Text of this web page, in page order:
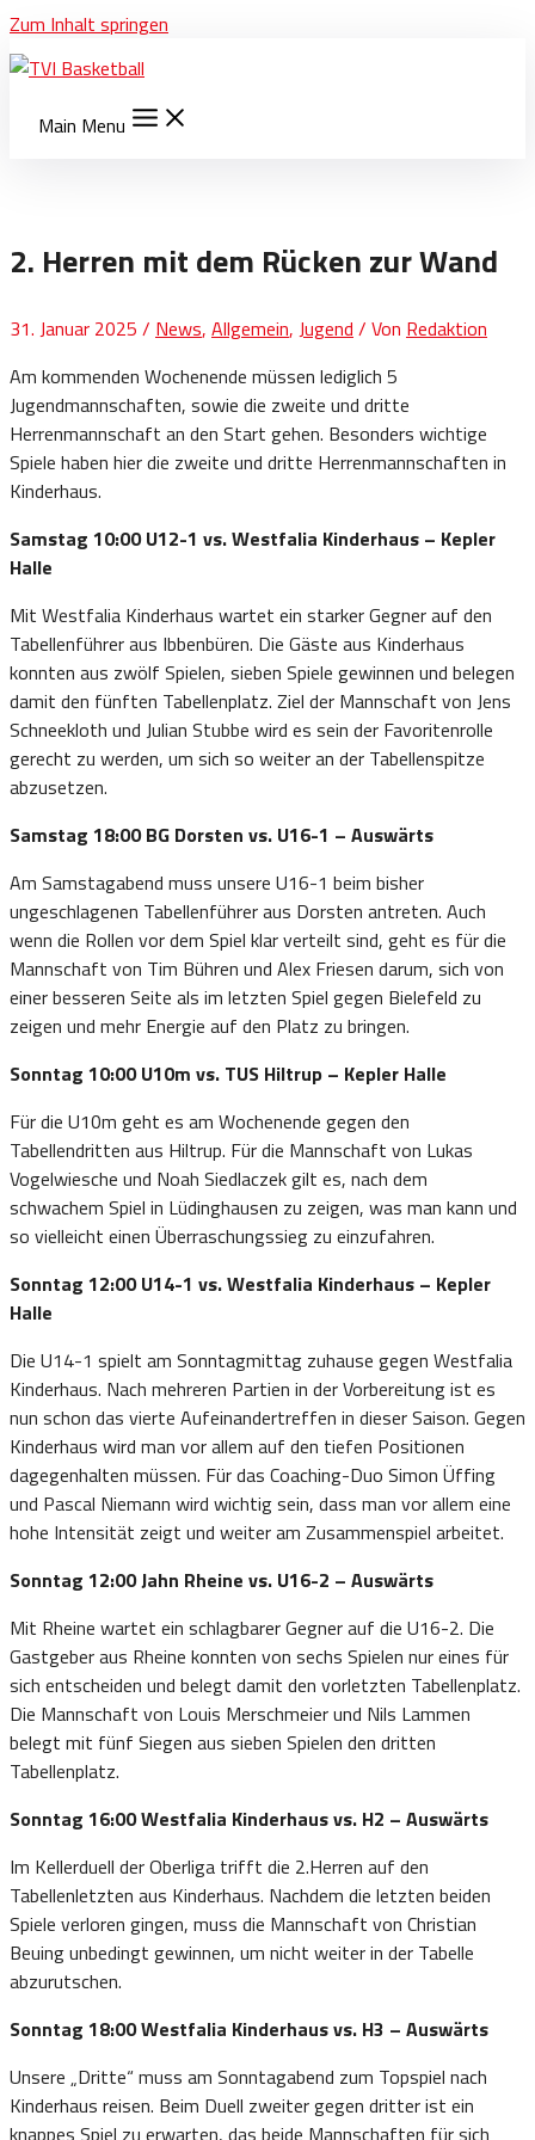
Zum Inhalt springen
Main Menu
2. Herren mit dem Rücken zur Wand
31. Januar 2025 / News, Allgemein, Jugend / Von Redaktion
Am kommenden Wochenende müssen lediglich 5
Jugendmannschaften, sowie die zweite und dritte
Herrenmannschaft an den Start gehen. Besonders wichtige
Spiele haben hier die zweite und dritte Herrenmannschaften in
Kinderhaus.
Samstag 10:00 U12-1 vs. Westfalia Kinderhaus – Kepler
Halle
Mit Westfalia Kinderhaus wartet ein starker Gegner auf den
Tabellenführer aus Ibbenbüren. Die Gäste aus Kinderhaus
konnten aus zwölf Spielen, sieben Spiele gewinnen und belegen
damit den fünften Tabellenplatz. Ziel der Mannschaft von Jens
Schneekloth und Julian Stubbe wird es sein der Favoritenrolle
gerecht zu werden, um sich so weiter an der Tabellenspitze
abzusetzen.
Samstag 18:00 BG Dorsten vs. U16-1 – Auswärts
Am Samstagabend muss unsere U16-1 beim bisher
ungeschlagenen Tabellenführer aus Dorsten antreten. Auch
wenn die Rollen vor dem Spiel klar verteilt sind, geht es für die
Mannschaft von Tim Bühren und Alex Friesen darum, sich von
einer besseren Seite als im letzten Spiel gegen Bielefeld zu
zeigen und mehr Energie auf den Platz zu bringen.
Sonntag 10:00 U10m vs. TUS Hiltrup – Kepler Halle
Für die U10m geht es am Wochenende gegen den
Tabellendritten aus Hiltrup. Für die Mannschaft von Lukas
Vogelwiesche und Noah Siedlaczek gilt es, nach dem
schwachem Spiel in Lüdinghausen zu zeigen, was man kann und
so vielleicht einen Überraschungssieg zu einzufahren.
Sonntag 12:00 U14-1 vs. Westfalia Kinderhaus – Kepler
Halle
Die U14-1 spielt am Sonntagmittag zuhause gegen Westfalia
Kinderhaus. Nach mehreren Partien in der Vorbereitung ist es
nun schon das vierte Aufeinandertreffen in dieser Saison. Gegen
Kinderhaus wird man vor allem auf den tiefen Positionen
dagegenhalten müssen. Für das Coaching-Duo Simon Üffing
und Pascal Niemann wird wichtig sein, dass man vor allem eine
hohe Intensität zeigt und weiter am Zusammenspiel arbeitet.
Sonntag 12:00 Jahn Rheine vs. U16-2 – Auswärts
Mit Rheine wartet ein schlagbarer Gegner auf die U16-2. Die
Gastgeber aus Rheine konnten von sechs Spielen nur eines für
sich entscheiden und belegt damit den vorletzten Tabellenplatz.
Die Mannschaft von Louis Merschmeier und Nils Lammen
belegt mit fünf Siegen aus sieben Spielen den dritten
Tabellenplatz.
Sonntag 16:00 Westfalia Kinderhaus vs. H2 – Auswärts
Im Kellerduell der Oberliga trifft die 2.Herren auf den
Tabellenletzten aus Kinderhaus. Nachdem die letzten beiden
Spiele verloren gingen, muss die Mannschaft von Christian
Beuing unbedingt gewinnen, um nicht weiter in der Tabelle
abzurutschen.
Sonntag 18:00 Westfalia Kinderhaus vs. H3 – Auswärts
Unsere „Dritte“ muss am Sonntagabend zum Topspiel nach
Kinderhaus reisen. Beim Duell zweiter gegen dritter ist ein
knappes Spiel zu erwarten, das beide Mannschaften für sich